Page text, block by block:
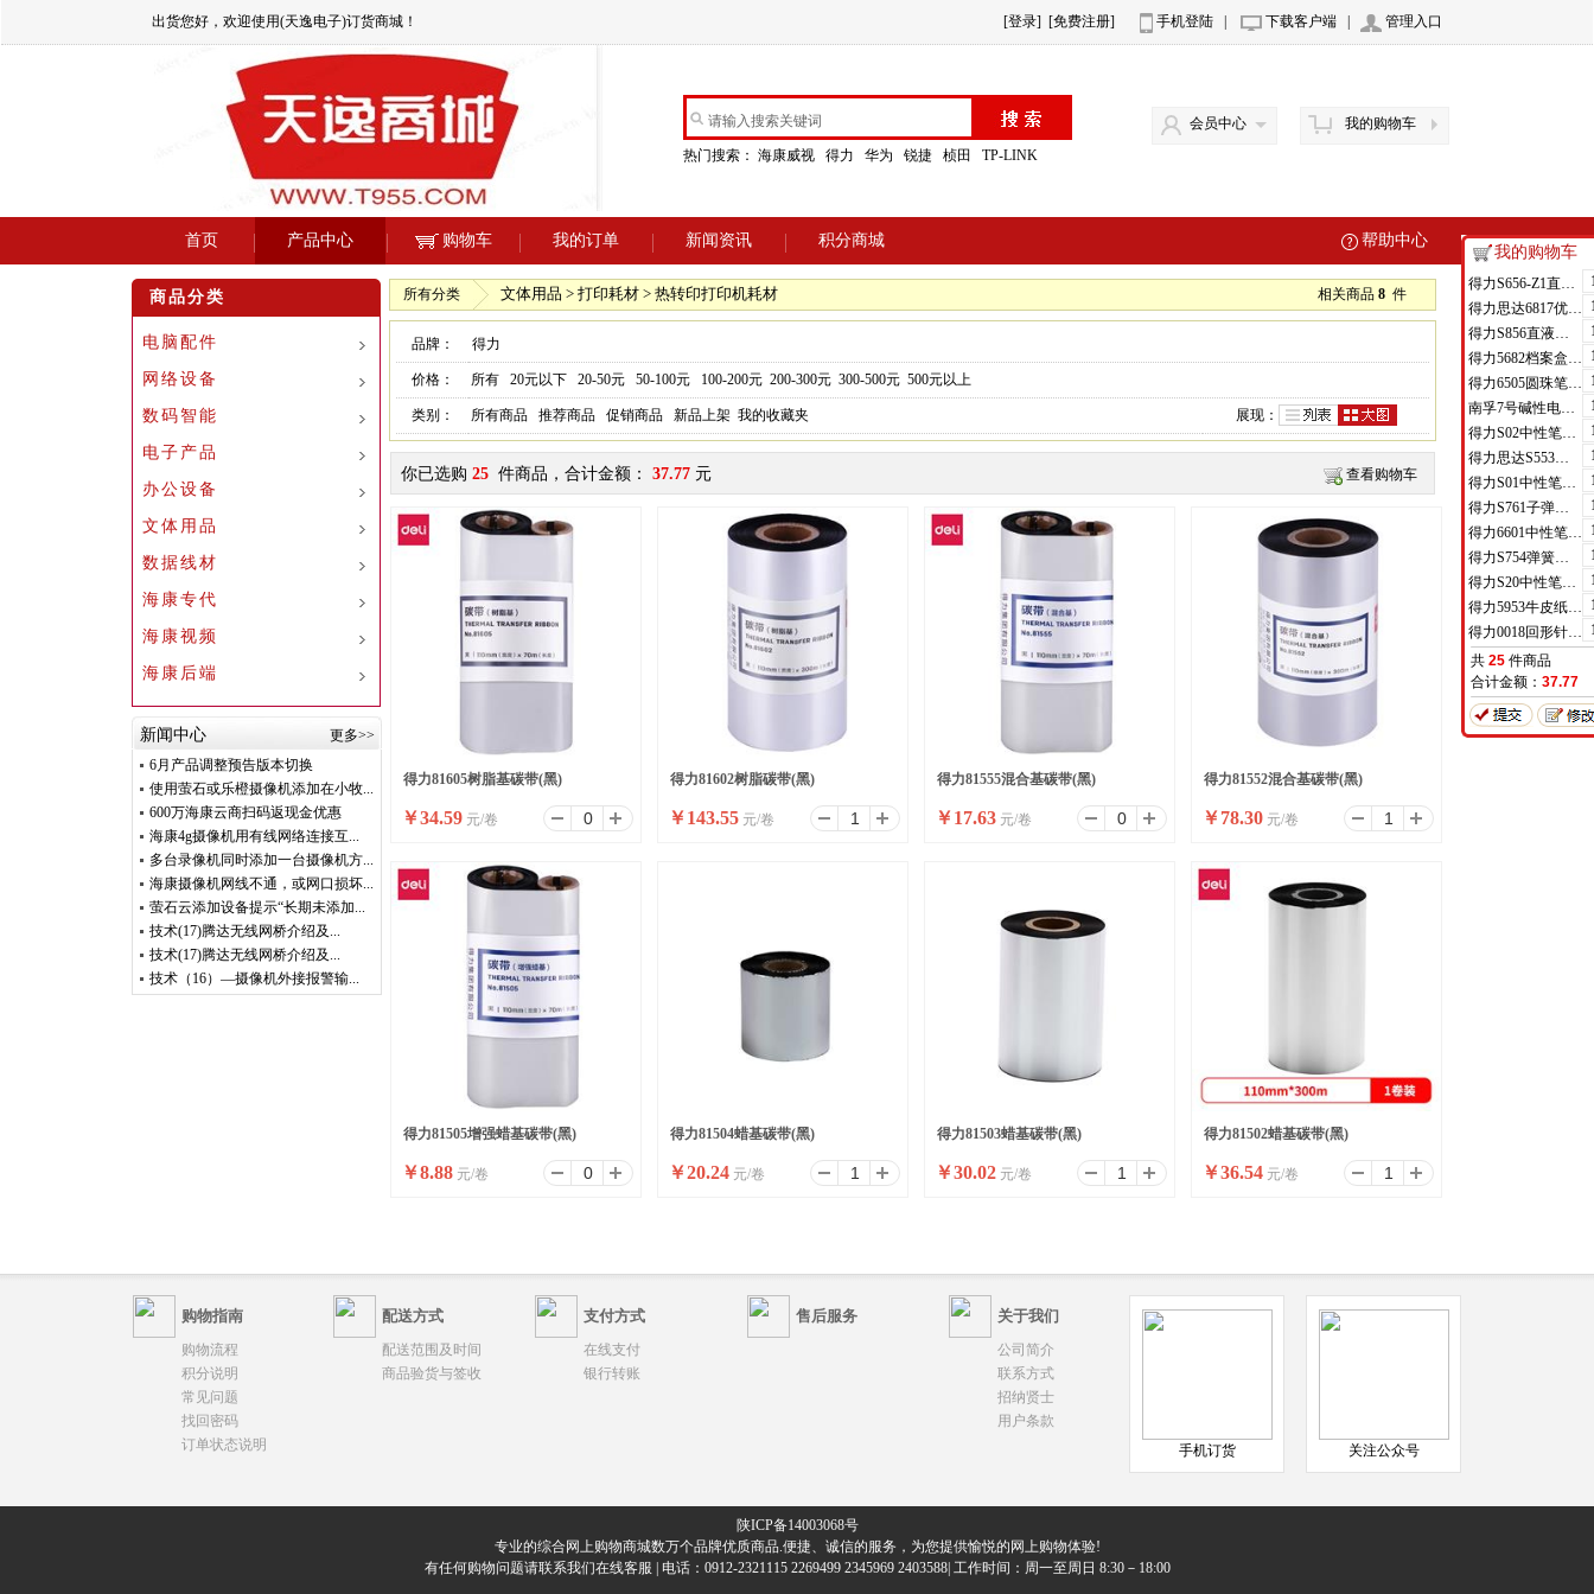
出货您好，欢迎使用(天逸电子)订货商城！ [登录] [免费注册] 手机登陆 下载客户端 管理入口
热门搜索： 海康威视 得力 华为 锐捷 桢田 TP-LINK
会员中心 我的购物车
首页 产品中心 购物车 我的订单 新闻资讯 积分商城 帮助中心
商品分类
电脑配件
网络设备
数码智能
电子产品
办公设备
文体用品
数据线材
海康专代
海康视频
海康后端
新闻中心
更多>>
6月产品调整预告版本切换
使用萤石或乐橙摄像机添加在小牧...
600万海康云商扫码返现金优惠
海康4g摄像机用有线网络连接互...
多台录像机同时添加一台摄像机方...
海康摄像机网线不通，或网口损坏...
萤石云添加设备提示“长期未添加...
技术(17)腾达无线网桥介绍及...
技术(17)腾达无线网桥介绍及...
技术（16）—摄像机外接报警输...
所有分类 文体用品 > 打印耗材 > 热转印打印机耗材 相关商品 8件
品牌： 得力
价格： 所有 20元以下 20-50元 50-100元 100-200元 200-300元 300-500元 500元以上
类别： 所有商品 推荐商品 促销商品 新品上架 我的收藏夹 展现：
你已选购 25 件商品，合计金额： 37.77 元 查看购物车
得力81605树脂基碳带(黑)
￥34.59 元/卷
得力81602树脂碳带(黑)
￥143.55 元/卷
得力81555混合基碳带(黑)
￥17.63 元/卷
得力81552混合基碳带(黑)
￥78.30 元/卷
得力81505增强蜡基碳带(黑)
￥8.88 元/卷
得力81504蜡基碳带(黑)
￥20.24 元/卷
得力81503蜡基碳带(黑)
￥30.02 元/卷
得力81502蜡基碳带(黑)
￥36.54 元/卷
我的购物车
得力S656-Z1直液式走珠笔0.5mm子弹头(红)(支)
得力思达6817优逸白板笔(黑)(支)
得力S856直液式走珠笔(黑)(支)
得力5682档案盒(蓝)(只)
得力6505圆珠笔0.7mm子弹头(蓝)(支)
南孚7号碱性电池聚能环4代
得力S02中性笔0.7mm弹簧头(黑)(支)
得力思达S553可加墨记号笔(黑)(支)
得力S01中性笔0.5mm弹簧头(黑)(支)
得力S761子弹头中性笔芯0.7mm子弹头(黑)(支)
得力6601中性笔0.5mm半针管(黑)(支)
得力S754弹簧头中性笔芯0.7mm弹簧头(黑)(支)
得力S20中性笔0.7mm子弹头(黑)(支)
得力5953牛皮纸档案袋(混浆)(米黄色)(10只/包)
得力0018回形针(100枚/盒)
共 25 件商品
合计金额： 37.77
购物指南 配送方式 支付方式 售后服务 关于我们
购物流程
积分说明
常见问题
找回密码
订单状态说明
配送范围及时间
商品验货与签收
在线支付
银行转账
公司简介
联系方式
招纳贤士
用户条款
手机订货
关注公众号
陕ICP备14003068号
专业的综合网上购物商城数万个品牌优质商品.便捷、诚信的服务，为您提供愉悦的网上购物体验!
有任何购物问题请联系我们在线客服 | 电话：0912-2321115 2269499 2345969 2403588| 工作时间：周一至周日 8:30－18:00